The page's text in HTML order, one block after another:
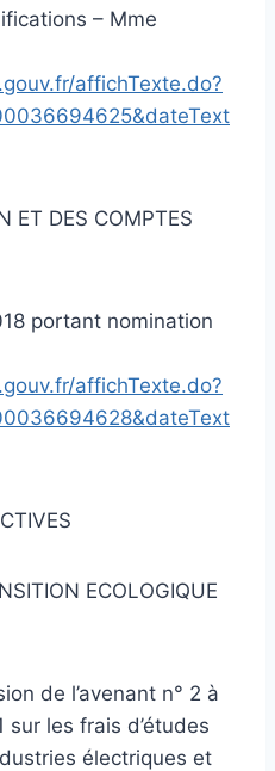
– Mme
affichTexte.do?
ET DES COMPTES
portant nomination
affichTexte.do?
ECOLOGIQUE
de l’avenant n° 2 à
sur les frais d’études
électriques et